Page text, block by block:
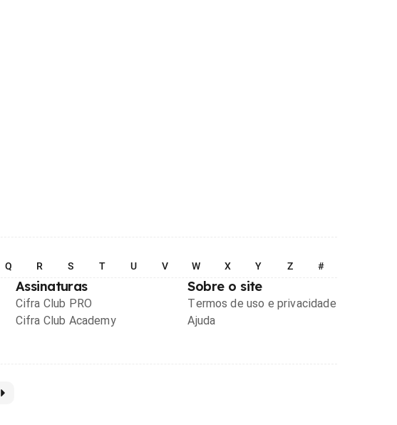
Q R S T U V W X Y Z #
Assinaturas
Cifra Club PRO
Cifra Club Academy
Sobre o site
Termos de uso e privacidade
Ajuda